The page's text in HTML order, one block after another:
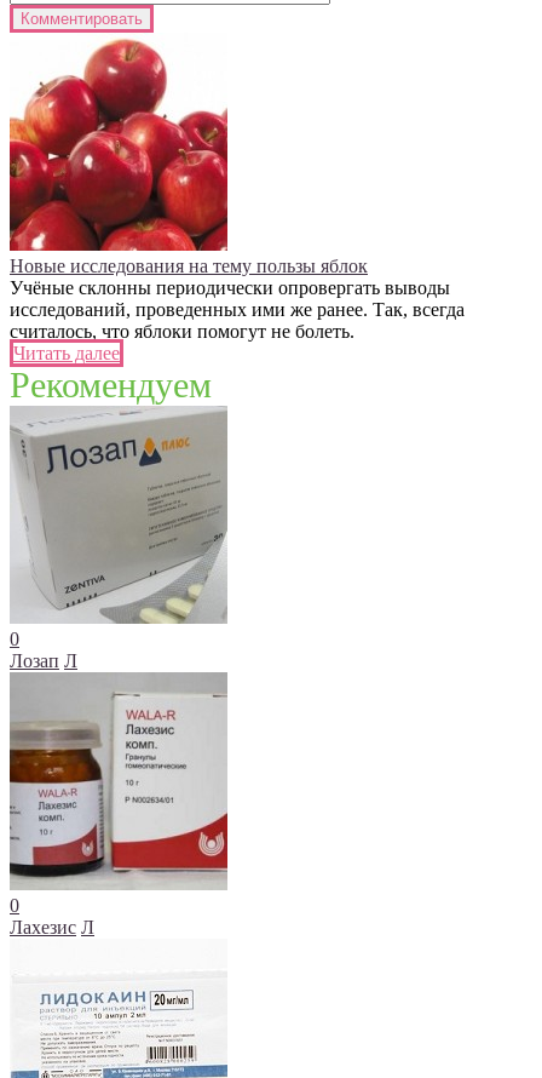
Новые исследования на тему пользы яблок
Учёные склонны периодически опровергать выводы
исследований, проведенных ими же ранее. Так, всегда
считалось, что яблоки помогут не болеть.
Читать далее
Рекомендуем
0
Лозап Л
0
Лахезис Л